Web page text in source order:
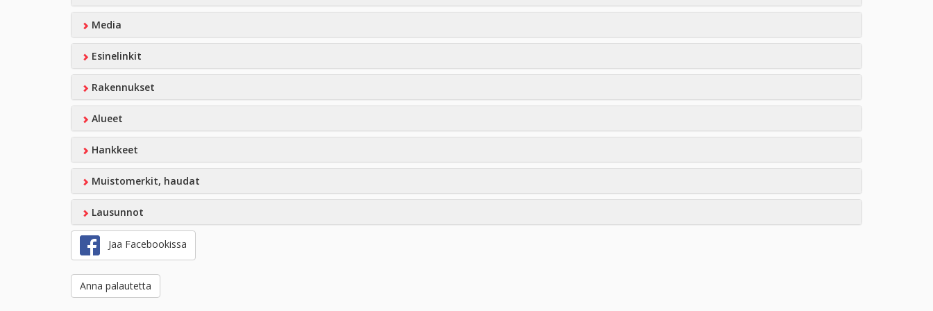
Media
Esinelinkit
Rakennukset
Alueet
Hankkeet
Muistomerkit, haudat
Lausunnot
Jaa Facebookissa
Anna palautetta